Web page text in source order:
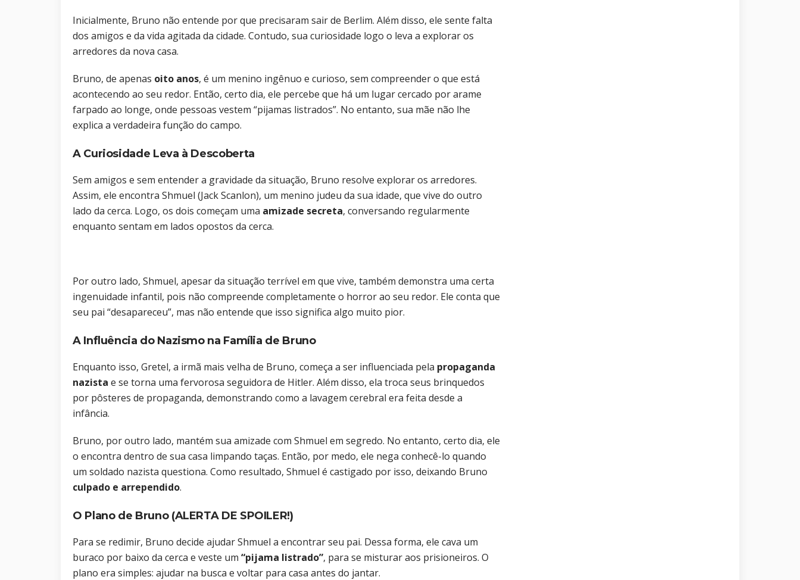
Inicialmente, Bruno não entende por que precisaram sair de Berlim. Além disso, ele sente falta
dos amigos e da vida agitada da cidade. Contudo, sua curiosidade logo o leva a explorar os
arredores da nova casa.
Bruno, de apenas oito anos, é um menino ingênuo e curioso, sem compreender o que está
acontecendo ao seu redor. Então, certo dia, ele percebe que há um lugar cercado por arame
farpado ao longe, onde pessoas vestem “pijamas listrados”. No entanto, sua mãe não lhe
explica a verdadeira função do campo.
A Curiosidade Leva à Descoberta
Sem amigos e sem entender a gravidade da situação, Bruno resolve explorar os arredores.
Assim, ele encontra Shmuel (Jack Scanlon), um menino judeu da sua idade, que vive do outro
lado da cerca. Logo, os dois começam uma amizade secreta, conversando regularmente
enquanto sentam em lados opostos da cerca.
Por outro lado, Shmuel, apesar da situação terrível em que vive, também demonstra uma certa
ingenuidade infantil, pois não compreende completamente o horror ao seu redor. Ele conta que
seu pai “desapareceu”, mas não entende que isso significa algo muito pior.
A Influência do Nazismo na Família de Bruno
Enquanto isso, Gretel, a irmã mais velha de Bruno, começa a ser influenciada pela propaganda
nazista e se torna uma fervorosa seguidora de Hitler. Além disso, ela troca seus brinquedos
por pôsteres de propaganda, demonstrando como a lavagem cerebral era feita desde a
infância.
Bruno, por outro lado, mantém sua amizade com Shmuel em segredo. No entanto, certo dia, ele
o encontra dentro de sua casa limpando taças. Então, por medo, ele nega conhecê-lo quando
um soldado nazista questiona. Como resultado, Shmuel é castigado por isso, deixando Bruno
culpado e arrependido.
O Plano de Bruno (ALERTA DE SPOILER!)
Para se redimir, Bruno decide ajudar Shmuel a encontrar seu pai. Dessa forma, ele cava um
buraco por baixo da cerca e veste um “pijama listrado”, para se misturar aos prisioneiros. O
plano era simples: ajudar na busca e voltar para casa antes do jantar.